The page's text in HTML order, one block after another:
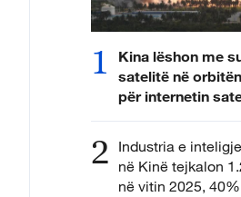
1
Kina lëshon me
satelitë në
për internetin
2 Industria e
në Kinë tejkalon
në vitin 2025,